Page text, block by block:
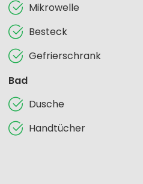
Mikrowelle
Besteck
Gefrierschrank
Bad
Dusche
Handtücher